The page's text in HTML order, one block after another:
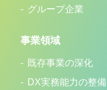
グループ企業
事業領域
既存事業の深化
DX実務能力の整備